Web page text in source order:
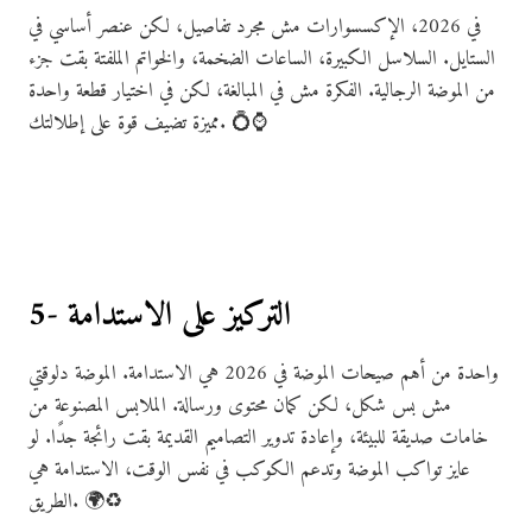
في 2026، الإكسسوارات مش مجرد تفاصيل، لكن عنصر أساسي في
الستايل. السلاسل الكبيرة، الساعات الضخمة، والخواتم الملفتة بقت جزء
من الموضة الرجالية. الفكرة مش في المبالغة، لكن في اختيار قطعة واحدة
مميزة تضيف قوة على إطلالتك. 💍⌚
5- التركيز على الاستدامة
واحدة من أهم صيحات الموضة في 2026 هي الاستدامة. الموضة دلوقتي
مش بس شكل، لكن كمان محتوى ورسالة. الملابس المصنوعة من
خامات صديقة للبيئة، وإعادة تدوير التصاميم القديمة بقت رائجة جدًا. لو
عايز تواكب الموضة وتدعم الكوكب في نفس الوقت، الاستدامة هي
الطريق. 🌍♻️